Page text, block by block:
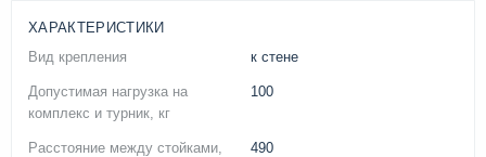
ХАРАКТЕРИСТИКИ
Вид крепления
к стене
Допустимая нагрузка на
комплекс и турник, кг
100
Расстояние между стойками,
490